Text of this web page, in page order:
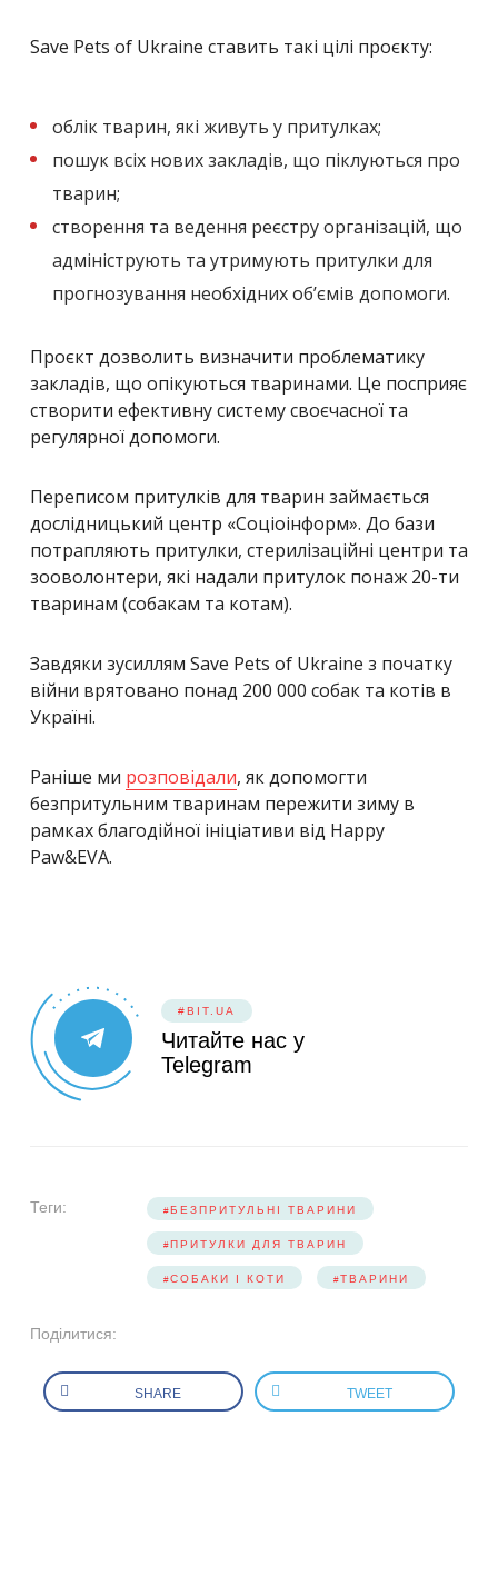
Save Pets of Ukraine ставить такі цілі проєкту:
облік тварин, які живуть у притулках;
пошук всіх нових закладів, що піклуються про
тварин;
створення та ведення реєстру організацій, що
адмініструють та утримують притулки для
прогнозування необхідних об’ємів допомоги.
Проєкт дозволить визначити проблематику
закладів, що опікуються тваринами. Це посприяє
створити ефективну систему своєчасної та
регулярної допомоги.
Переписом притулків для тварин займається
дослідницький центр «Соціоінформ». До бази
потрапляють притулки, стерилізаційні центри та
зооволонтери, які надали притулок понаж 20-ти
тваринам (собакам та котам).
Завдяки зусиллям Save Pets of Ukraine з початку
війни врятовано понад 200 000 собак та котів в
Україні.
Раніше ми розповідали, як допомогти
безпритульним тваринам пережити зиму в
рамках благодійної ініціативи від Happy
Paw&EVA.
#BIT.UA
Читайте нас у
Telegram
Теги: БЕЗПРИТУЛЬНІ ТВАРИНИ
ПРИТУЛКИ ДЛЯ ТВАРИН
СОБАКИ І КОТИ ТВАРИНИ
Поділитися:
SHARE TWEET